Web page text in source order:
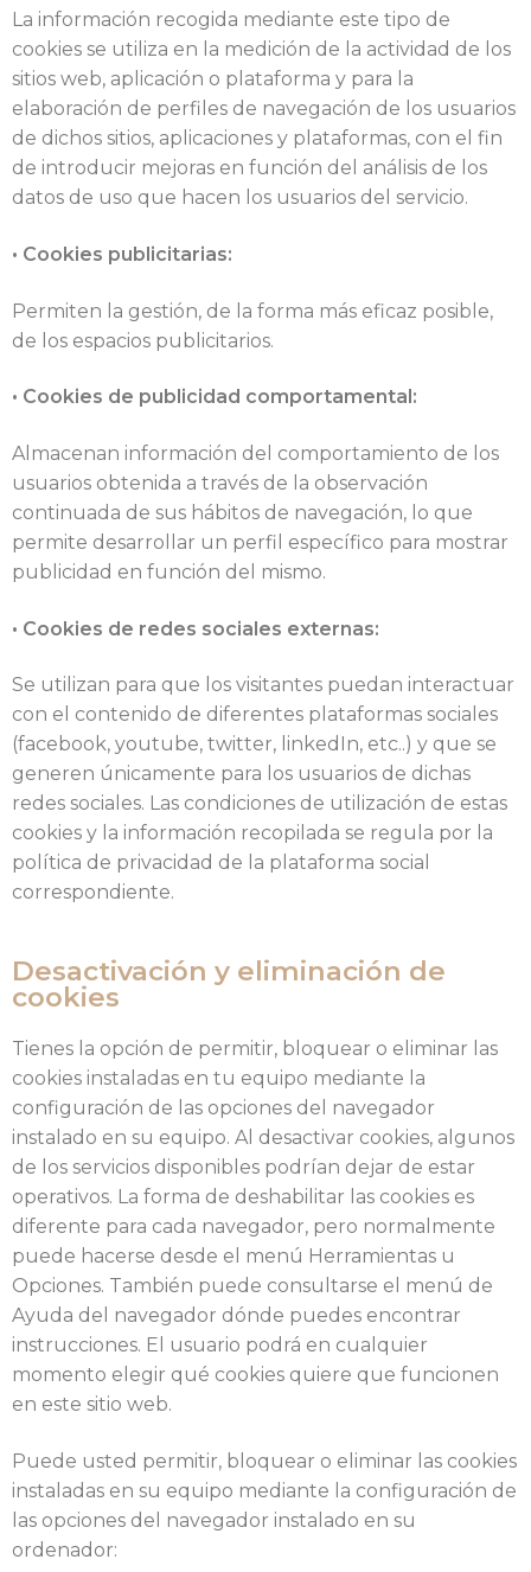
La información recogida mediante este tipo de
cookies se utiliza en la medición de la actividad de los
sitios web, aplicación o plataforma y para la
elaboración de perfiles de navegación de los usuarios
de dichos sitios, aplicaciones y plataformas, con el fin
de introducir mejoras en función del análisis de los
datos de uso que hacen los usuarios del servicio.
• Cookies publicitarias:
Permiten la gestión, de la forma más eficaz posible,
de los espacios publicitarios.
• Cookies de publicidad comportamental:
Almacenan información del comportamiento de los
usuarios obtenida a través de la observación
continuada de sus hábitos de navegación, lo que
permite desarrollar un perfil específico para mostrar
publicidad en función del mismo.
• Cookies de redes sociales externas:
Se utilizan para que los visitantes puedan interactuar
con el contenido de diferentes plataformas sociales
(facebook, youtube, twitter, linkedIn, etc..) y que se
generen únicamente para los usuarios de dichas
redes sociales. Las condiciones de utilización de estas
cookies y la información recopilada se regula por la
política de privacidad de la plataforma social
correspondiente.
Desactivación y eliminación de
cookies
Tienes la opción de permitir, bloquear o eliminar las
cookies instaladas en tu equipo mediante la
configuración de las opciones del navegador
instalado en su equipo. Al desactivar cookies, algunos
de los servicios disponibles podrían dejar de estar
operativos. La forma de deshabilitar las cookies es
diferente para cada navegador, pero normalmente
puede hacerse desde el menú Herramientas u
Opciones. También puede consultarse el menú de
Ayuda del navegador dónde puedes encontrar
instrucciones. El usuario podrá en cualquier
momento elegir qué cookies quiere que funcionen
en este sitio web.
Puede usted permitir, bloquear o eliminar las cookies
instaladas en su equipo mediante la configuración de
las opciones del navegador instalado en su
ordenador: